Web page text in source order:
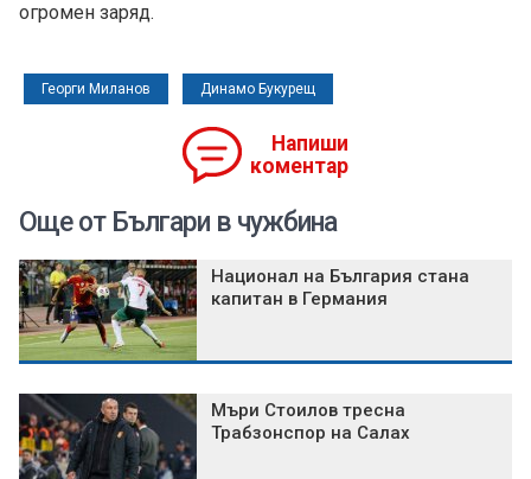
огромен заряд.
Георги Миланов Динамо Букурещ
Напиши
коментар
Още от Българи в чужбина
Национал на България стана
капитан в Германия
Мъри Стоилов тресна
Трабзонспор на Салах